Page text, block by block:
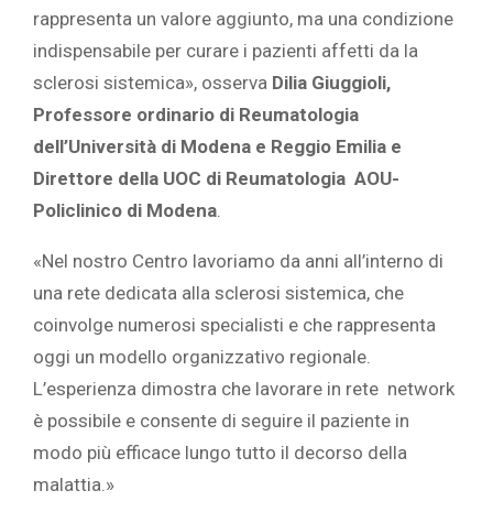
rappresenta un valore aggiunto, ma una condizione
indispensabile per curare i pazienti affetti da la
sclerosi sistemica», osserva Dilia Giuggioli,
Professore ordinario di Reumatologia
dell’Università di Modena e Reggio Emilia e
Direttore della UOC di Reumatologia AOU-
Policlinico di Modena.
«Nel nostro Centro lavoriamo da anni all’interno di
una rete dedicata alla sclerosi sistemica, che
coinvolge numerosi specialisti e che rappresenta
oggi un modello organizzativo regionale.
L’esperienza dimostra che lavorare in rete network
è possibile e consente di seguire il paziente in
modo più efficace lungo tutto il decorso della
malattia.»